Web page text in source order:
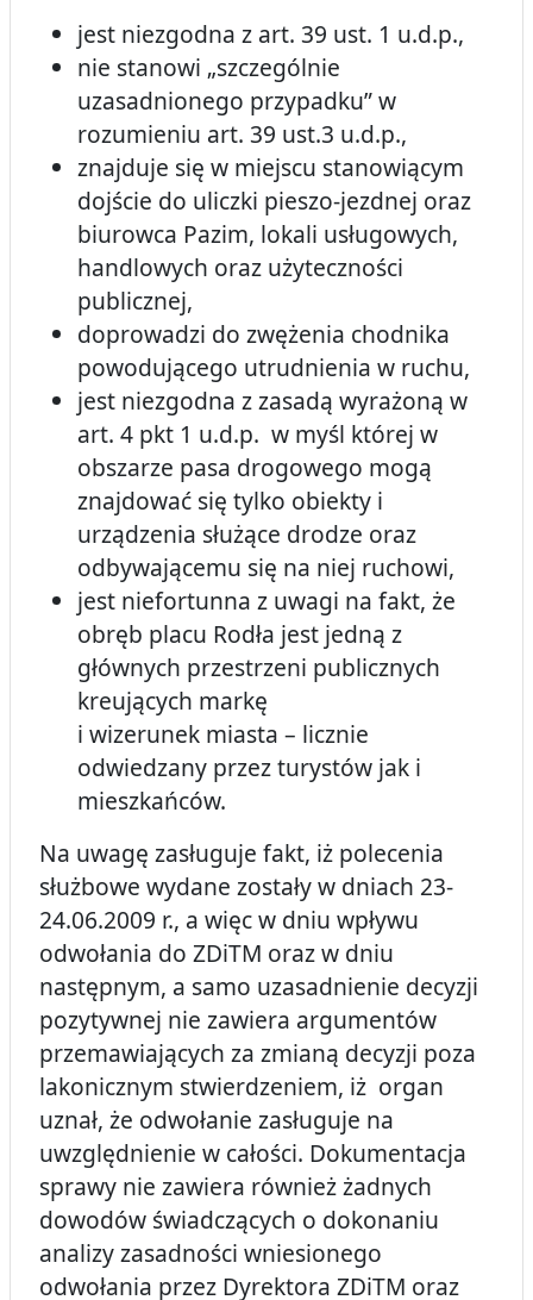
jest niezgodna z art. 39 ust. 1 u.d.p.,
nie stanowi „szczególnie
uzasadnionego przypadku” w
rozumieniu art. 39 ust.3 u.d.p.,
znajduje się w miejscu stanowiącym
dojście do uliczki pieszo-jezdnej oraz
biurowca Pazim, lokali usługowych,
handlowych oraz użyteczności
publicznej,
doprowadzi do zwężenia chodnika
powodującego utrudnienia w ruchu,
jest niezgodna z zasadą wyrażoną w
art. 4 pkt 1 u.d.p. w myśl której w
obszarze pasa drogowego mogą
znajdować się tylko obiekty i
urządzenia służące drodze oraz
odbywającemu się na niej ruchowi,
jest niefortunna z uwagi na fakt, że
obręb placu Rodła jest jedną z
głównych przestrzeni publicznych
kreujących markę
i wizerunek miasta – licznie
odwiedzany przez turystów jak i
mieszkańców.
Na uwagę zasługuje fakt, iż polecenia
służbowe wydane zostały w dniach 23-
24.06.2009 r., a więc w dniu wpływu
odwołania do ZDiTM oraz w dniu
następnym, a samo uzasadnienie decyzji
pozytywnej nie zawiera argumentów
przemawiających za zmianą decyzji poza
lakonicznym stwierdzeniem, iż organ
uznał, że odwołanie zasługuje na
uwzględnienie w całości. Dokumentacja
sprawy nie zawiera również żadnych
dowodów świadczących o dokonaniu
analizy zasadności wniesionego
odwołania przez Dyrektora ZDiTM oraz